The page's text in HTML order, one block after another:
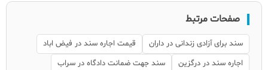
صفحات مرتبط
سند برای آزادی زندانی در داران
قیمت اجاره سند در فیض اباد
اجاره سند در درگزین
سند جهت ضمانت دادگاه در سراب